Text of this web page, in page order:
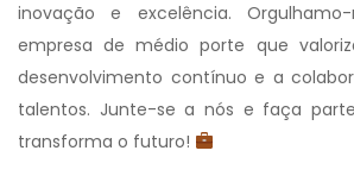
inovação e excelência.
empresa de médio porte que
desenvolvimento contínuo e a
talentos. Junte-se a nós e faça
transforma o futuro!